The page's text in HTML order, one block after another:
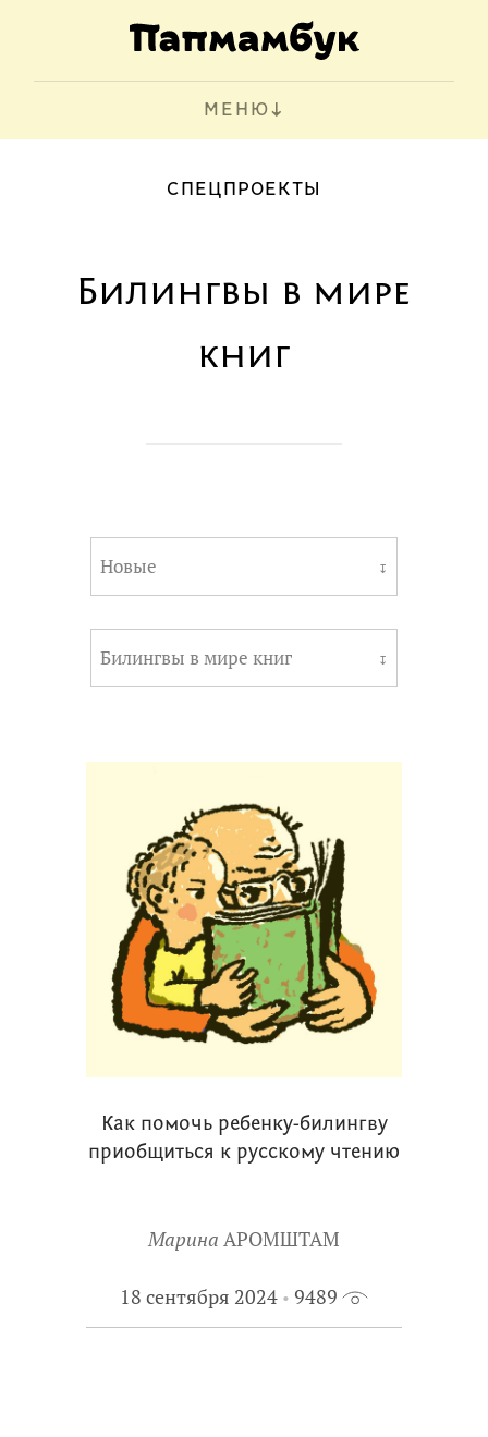
МЕНЮ
СПЕЦПРОЕКТЫ
Билингвы в мире
книг
Новые ↧
Билингвы в мире книг ↧
Как помочь ребенку-билингву
приобщиться к русскому чтению
Марина АРОМШТАМ
18 сентября 2024 9489